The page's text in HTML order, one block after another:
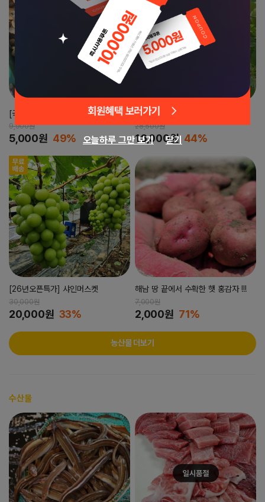
[국내산] 장흥 표고버섯
9,900원
5,000원 49%
2026년 첫 출시! 햇 아오리사과
28,500원
16,000원 44%
[26년오픈특가] 샤인머스켓
30,000원
20,000원 33%
해남 땅 끝에서 수확한 햇 홍감자 !!!
7,000원
2,000원 71%
농산물 더보기
수산물
오늘하루 그만 보기 닫기